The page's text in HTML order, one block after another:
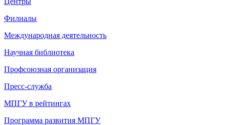
Филиалы
Международная деятельность
Научная библиотека
Профсоюзная организация
Пресс-служба
МПГУ в рейтингах
Программа развития МПГУ